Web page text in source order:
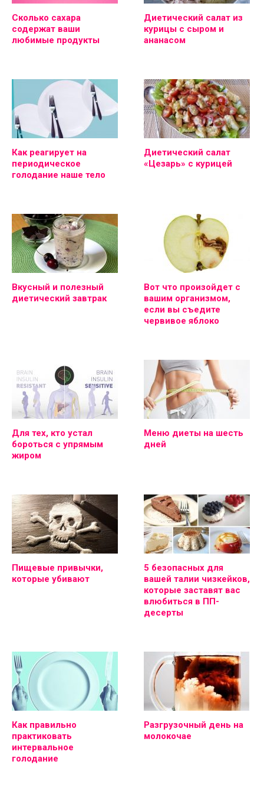
Сколько сахара
содержат ваши
любимые продукты
Диетический салат из
курицы с сыром и
ананасом
Как реагирует на
периодическое
голодание наше тело
Диетический салат
«Цезарь» с курицей
Вкусный и полезный
диетический завтрак
Вот что произойдет с
вашим организмом,
если вы съедите
червивое яблоко
Для тех, кто устал
бороться с упрямым
жиром
Меню диеты на шесть
дней
Пищевые привычки,
которые убивают
5 безопасных для
вашей талии чизкейков,
которые заставят вас
влюбиться в ПП-
десерты
Как правильно
практиковать
интервальное
голодание
Разгрузочный день на
молокочае